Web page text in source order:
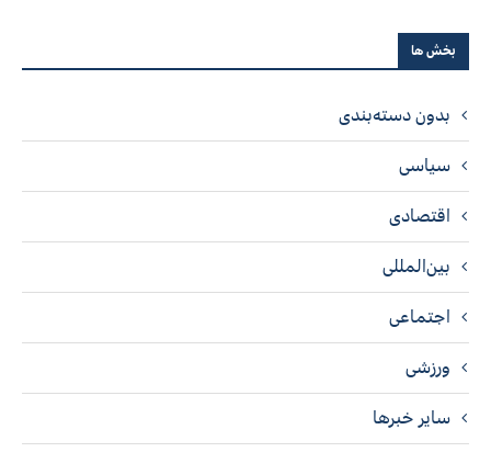
بخش ها
بدون دسته‌بندی
سیاسی
اقتصادی
بین‌المللی
اجتماعی
ورزشی
سایر خبرها